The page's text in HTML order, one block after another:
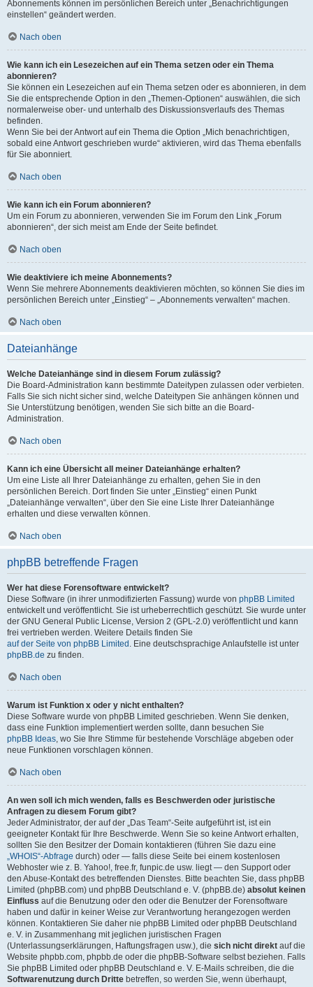
Abonnements können im persönlichen Bereich unter „Benachrichtigungen
einstellen“ geändert werden.
Nach oben
Wie kann ich ein Lesezeichen auf ein Thema setzen oder ein Thema
abonnieren?
Sie können ein Lesezeichen auf ein Thema setzen oder es abonnieren, in dem
Sie die entsprechende Option in den „Themen-Optionen“ auswählen, die sich
normalerweise ober- und unterhalb des Diskussionsverlaufs des Themas
befinden.
Wenn Sie bei der Antwort auf ein Thema die Option „Mich benachrichtigen,
sobald eine Antwort geschrieben wurde“ aktivieren, wird das Thema ebenfalls
für Sie abonniert.
Nach oben
Wie kann ich ein Forum abonnieren?
Um ein Forum zu abonnieren, verwenden Sie im Forum den Link „Forum
abonnieren“, der sich meist am Ende der Seite befindet.
Nach oben
Wie deaktiviere ich meine Abonnements?
Wenn Sie mehrere Abonnements deaktivieren möchten, so können Sie dies im
persönlichen Bereich unter „Einstieg“ – „Abonnements verwalten“ machen.
Nach oben
Dateianhänge
Welche Dateianhänge sind in diesem Forum zulässig?
Die Board-Administration kann bestimmte Dateitypen zulassen oder verbieten.
Falls Sie sich nicht sicher sind, welche Dateitypen Sie anhängen können und
Sie Unterstützung benötigen, wenden Sie sich bitte an die Board-
Administration.
Nach oben
Kann ich eine Übersicht all meiner Dateianhänge erhalten?
Um eine Liste all Ihrer Dateianhänge zu erhalten, gehen Sie in den
persönlichen Bereich. Dort finden Sie unter „Einstieg“ einen Punkt
„Dateianhänge verwalten“, über den Sie eine Liste Ihrer Dateianhänge
erhalten und diese verwalten können.
Nach oben
phpBB betreffende Fragen
Wer hat diese Forensoftware entwickelt?
Diese Software (in ihrer unmodifizierten Fassung) wurde von phpBB Limited
entwickelt und veröffentlicht. Sie ist urheberrechtlich geschützt. Sie wurde unter
der GNU General Public License, Version 2 (GPL-2.0) veröffentlicht und kann
frei vertrieben werden. Weitere Details finden Sie
auf der Seite von phpBB Limited . Eine deutschsprachige Anlaufstelle ist unter
phpBB.de zu finden.
Nach oben
Warum ist Funktion x oder y nicht enthalten?
Diese Software wurde von phpBB Limited geschrieben. Wenn Sie denken,
dass eine Funktion implementiert werden sollte, dann besuchen Sie
phpBB Ideas, wo Sie Ihre Stimme für bestehende Vorschläge abgeben oder
neue Funktionen vorschlagen können.
Nach oben
An wen soll ich mich wenden, falls es Beschwerden oder juristische
Anfragen zu diesem Forum gibt?
Jeder Administrator, der auf der „Das Team“-Seite aufgeführt ist, ist ein
geeigneter Kontakt für Ihre Beschwerde. Wenn Sie so keine Antwort erhalten,
sollten Sie den Besitzer der Domain kontaktieren (führen Sie dazu eine
„WHOIS“-Abfrage durch) oder — falls diese Seite bei einem kostenlosen
Webhoster wie z. B. Yahoo!, free.fr, funpic.de usw. liegt — den Support oder
den Abuse-Kontakt des betreffenden Dienstes. Bitte beachten Sie, dass phpBB
Limited (phpBB.com) und phpBB Deutschland e. V. (phpBB.de) absolut keinen
Einfluss auf die Benutzung oder den oder die Benutzer der Forensoftware
haben und dafür in keiner Weise zur Verantwortung herangezogen werden
können. Kontaktieren Sie daher nie phpBB Limited oder phpBB Deutschland
e. V. in Zusammenhang mit jeglichen juristischen Fragen
(Unterlassungserklärungen, Haftungsfragen usw.), die sich nicht direkt auf die
Website phpbb.com, phpbb.de oder die phpBB-Software selbst beziehen. Falls
Sie phpBB Limited oder phpBB Deutschland e. V. E-Mails schreiben, die die
Softwarenutzung durch Dritte betreffen, so werden Sie, wenn überhaupt,